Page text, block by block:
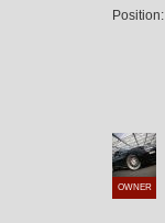
Position:
OWNER